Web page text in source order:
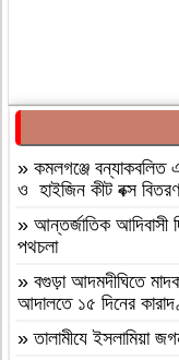
» কমলগঞ্জে বন্যাকবলিত
ও হাইজিন কীট বক্স বিতরণ
» আন্তর্জাতিক আদিবাসী
পথচলা
» বগুড়া আদমদীঘিতে
আদালতে ১৫ দিনের
»‎তালামীযে ইসলামিয়া